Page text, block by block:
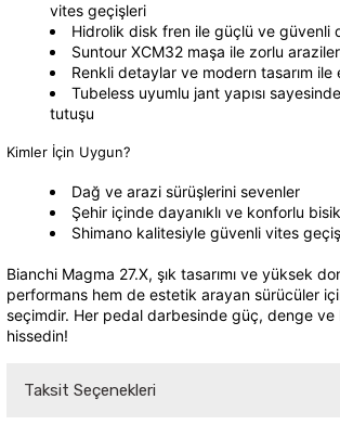
vites geçişleri
Hidrolik disk fren ile güçlü ve güvenli
Suntour XCM32 maşa ile zorlu
Renkli detaylar ve modern tasarım
Tubeless uyumlu jant yapısı
tutuşu
Kimler İçin Uygun?
Dağ ve arazi sürüşlerini sevenler
Şehir içinde dayanıklı ve konforlu
Shimano kalitesiyle güvenli vites
Bianchi Magma 27.X, şık tasarımı ve yüksek
performans hem de estetik arayan sürücüler
seçimdir. Her pedal darbesinde güç, denge
hissedin!
Taksit Seçenekleri